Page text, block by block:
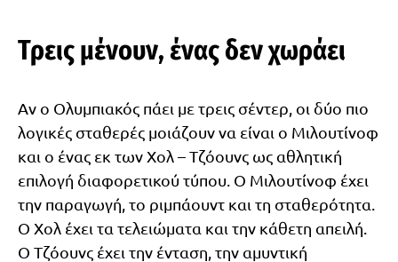
Τρεις μένουν, ένας δεν χωράει
Αν ο Ολυμπιακός πάει με τρεις σέντερ, οι δύο πιο
λογικές σταθερές μοιάζουν να είναι ο Μιλουτίνοφ
και ο ένας εκ των Χολ – Τζόουνς ως αθλητική
επιλογή διαφορετικού τύπου. Ο Μιλουτίνοφ έχει
την παραγωγή, το ριμπάουντ και τη σταθερότητα.
Ο Χολ έχει τα τελειώματα και την κάθετη απειλή.
Ο Τζόουνς έχει την ένταση, την αμυντική